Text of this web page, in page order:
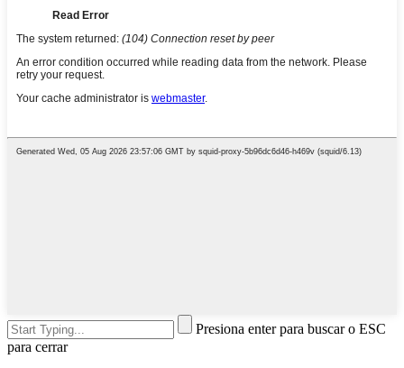
Presiona enter para buscar o ESC
para cerrar